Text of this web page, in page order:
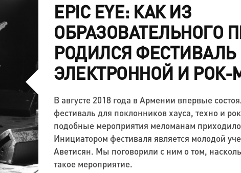
EPIC EYE: КАК ИЗ
ОБРАЗОВАТЕЛЬНОГО
РОДИЛСЯ ФЕСТИВАЛЬ
ЭЛЕКТРОННОЙ И
В августе 2018 года в Армении впервые
фестиваль для поклонников хауса, техно и
подобные мероприятия меломанам
Инициатором фестиваля является молодой
Аветисян. Мы поговорили с ним о том,
такое мероприятие.